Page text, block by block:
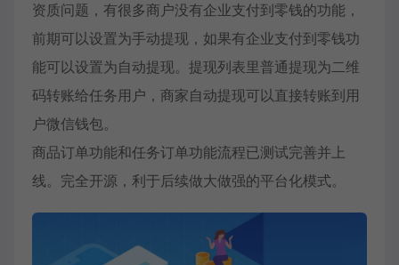
资质问题，有很多商户没有企业支付到零钱的功能，
前期可以设置为手动提现，如果有企业支付到零钱功
能可以设置为自动提现。提现列表里普通提现为二维
码转账给任务用户，商家自动提现可以直接转账到用
户微信钱包。
商品订单功能和任务订单功能流程已测试完善并上
线。完全开源，利于后续做大做强的平台化模式。